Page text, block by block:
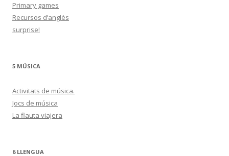
Primary games
Recursos d’anglès
surprise!
5 MÚSICA
Activitats de música.
Jocs de música
La flauta viajera
6 LLENGUA